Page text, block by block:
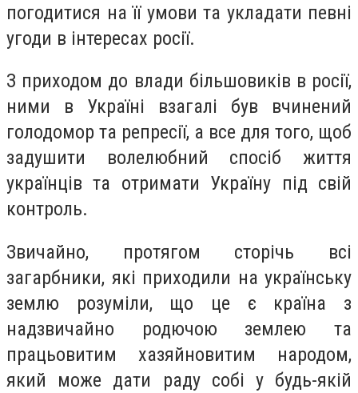
погодитися на її умови та укладати певні
угоди в інтересах росії.
З приходом до влади більшовиків в росії,
ними в Україні взагалі був вчинений
голодомор та репресії, а все для того, щоб
задушити волелюбний спосіб життя
українців та отримати Україну під свій
контроль.
Звичайно, протягом сторічь всі
загарбники, які приходили на українську
землю розуміли, що це є країна з
надзвичайно родючою землею та
працьовитим хазяйновитим народом,
який може дати раду собі у будь-якій